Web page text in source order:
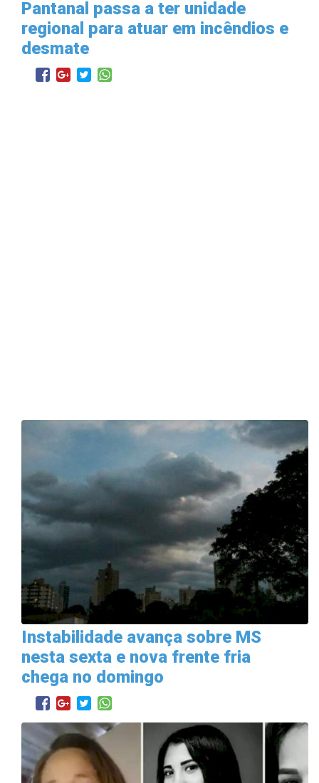
Pantanal passa a ter unidade
regional para atuar em incêndios e
desmate
Instabilidade avança sobre MS
nesta sexta e nova frente fria
chega no domingo